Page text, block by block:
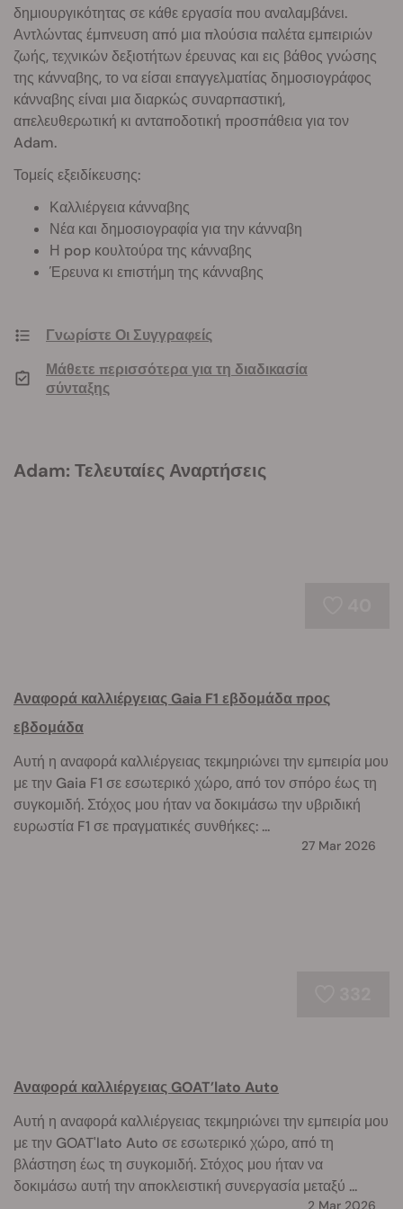
δημιουργικότητας σε κάθε εργασία που αναλαμβάνει.
Αντλώντας έμπνευση από μια πλούσια παλέτα εμπειριών
ζωής, τεχνικών δεξιοτήτων έρευνας και εις βάθος γνώσης
της κάνναβης, το να είσαι επαγγελματίας δημοσιογράφος
κάνναβης είναι μια διαρκώς συναρπαστική,
απελευθερωτική κι ανταποδοτική προσπάθεια για τον
Adam.
Τομείς εξειδίκευσης:
Καλλιέργεια κάνναβης
Νέα και δημοσιογραφία για την κάνναβη
Η pop κουλτούρα της κάνναβης
Έρευνα κι επιστήμη της κάνναβης
Γνωρίστε Οι Συγγραφείς
Μάθετε περισσότερα για τη διαδικασία
σύνταξης
Adam: Τελευταίες Αναρτήσεις
Αναφορά καλλιέργειας Gaia F1 εβδομάδα προς
εβδομάδα
Αυτή η αναφορά καλλιέργειας τεκμηριώνει την εμπειρία μου
με την Gaia F1 σε εσωτερικό χώρο, από τον σπόρο έως τη
συγκομιδή. Στόχος μου ήταν να δοκιμάσω την υβριδική
ευρωστία F1 σε πραγματικές συνθήκες: ...
27 Mar 2026
Αναφορά καλλιέργειας GOAT’lato Auto
Αυτή η αναφορά καλλιέργειας τεκμηριώνει την εμπειρία μου
με την GOAT'lato Auto σε εσωτερικό χώρο, από τη
βλάστηση έως τη συγκομιδή. Στόχος μου ήταν να
δοκιμάσω αυτή την αποκλειστική συνεργασία μεταξύ ...
2 Mar 2026